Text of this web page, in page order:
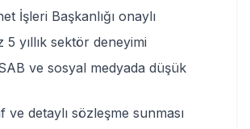
İşleri Başkanlığı onaylı
yıllık sektör deneyimi
ve sosyal medyada düşük
detaylı sözleşme sunması